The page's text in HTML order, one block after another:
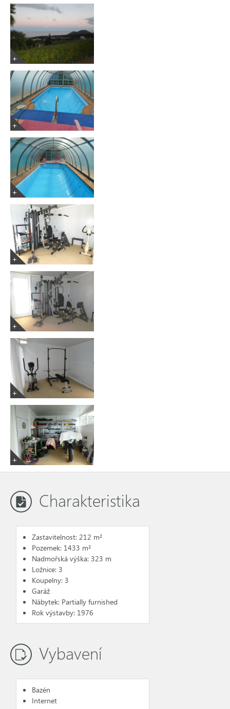
Charakteristika
Zastavitelnost: 212 m²
Pozemek: 1433 m²
Nadmořská výška: 323 m
Ložnice: 3
Koupelny: 3
Garáž
Nábytek: Partially furnished
Rok výstavby: 1976
Vybavení
Bazén
Internet